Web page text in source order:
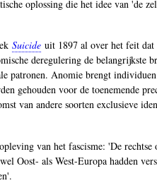
oplossing die het idee van 'de
Suicide uit 1897 al over het feit dat
deregulering de belangrijkste
patronen. Anomie brengt
gehouden voor de toenemende
van andere soorten exclusieve
van het fascisme: 'De
Oost- als West-Europa hadden